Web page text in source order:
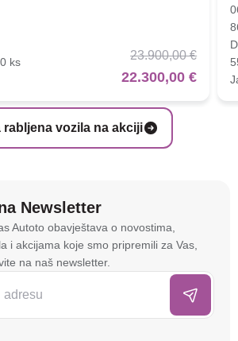
rabljena vozila na akciji
ks
23.900,00 €
22.300,00 €
Newsletter
Autoto obavještava o novostima,
i akcijama koje smo pripremili za Vas,
na naš newsletter.
bismo spremali i pristupali
vašem uređaju. To nam omogućuje
stranice, analiziramo
personalizirane oglase i
mogli zanimati. U tu svrhu mogu
profili koji povezuju podatke s